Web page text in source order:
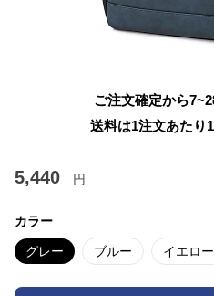
ご注文確定から
送料は1注文あたり
5,440 円
カラー
グレー ブルー イエロー